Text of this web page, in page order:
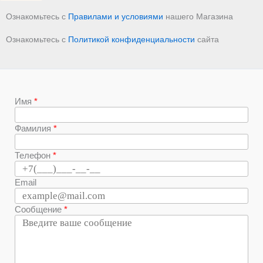
Ознакомьтесь с Правилами и условиями нашего Магазина
Ознакомьтесь с Политикой конфиденциальности сайта
Имя
Фамилия
Телефон
Email
Сообщение